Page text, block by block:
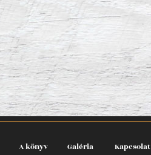
A könyv Galéria Kapcsolat